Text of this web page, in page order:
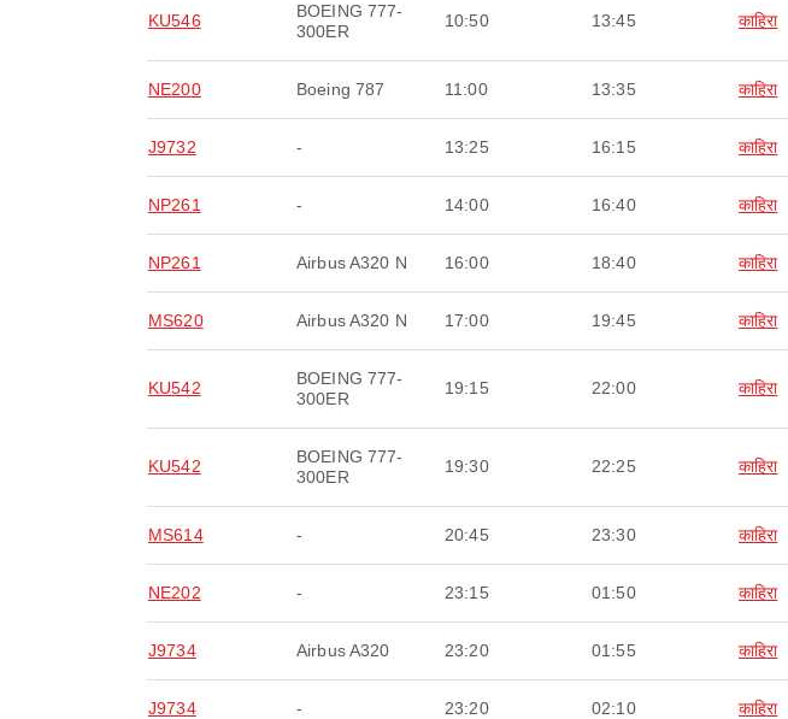
KU546
BOEING 777-
300ER
10:50 13:45 काहिरा
NE200 Boeing 787 11:00 13:35 काहिरा
J9732 - 13:25 16:15 काहिरा
NP261 - 14:00 16:40 काहिरा
NP261 Airbus A320 N 16:00 18:40 काहिरा
MS620 Airbus A320 N 17:00 19:45 काहिरा
KU542
BOEING 777-
300ER
19:15 22:00 काहिरा
KU542
BOEING 777-
300ER
19:30 22:25 काहिरा
MS614 - 20:45 23:30 काहिरा
NE202 - 23:15 01:50 काहिरा
J9734 Airbus A320 23:20 01:55 काहिरा
J9734 - 23:20 02:10 काहिरा